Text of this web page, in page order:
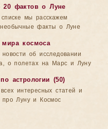
20 фактов о Луне
мы расскажем
факты о Луне
космоса
новости об исследовании
о полетах на Марс и Луну
астрологии (50)
интересных статей и
про Луну и Космос